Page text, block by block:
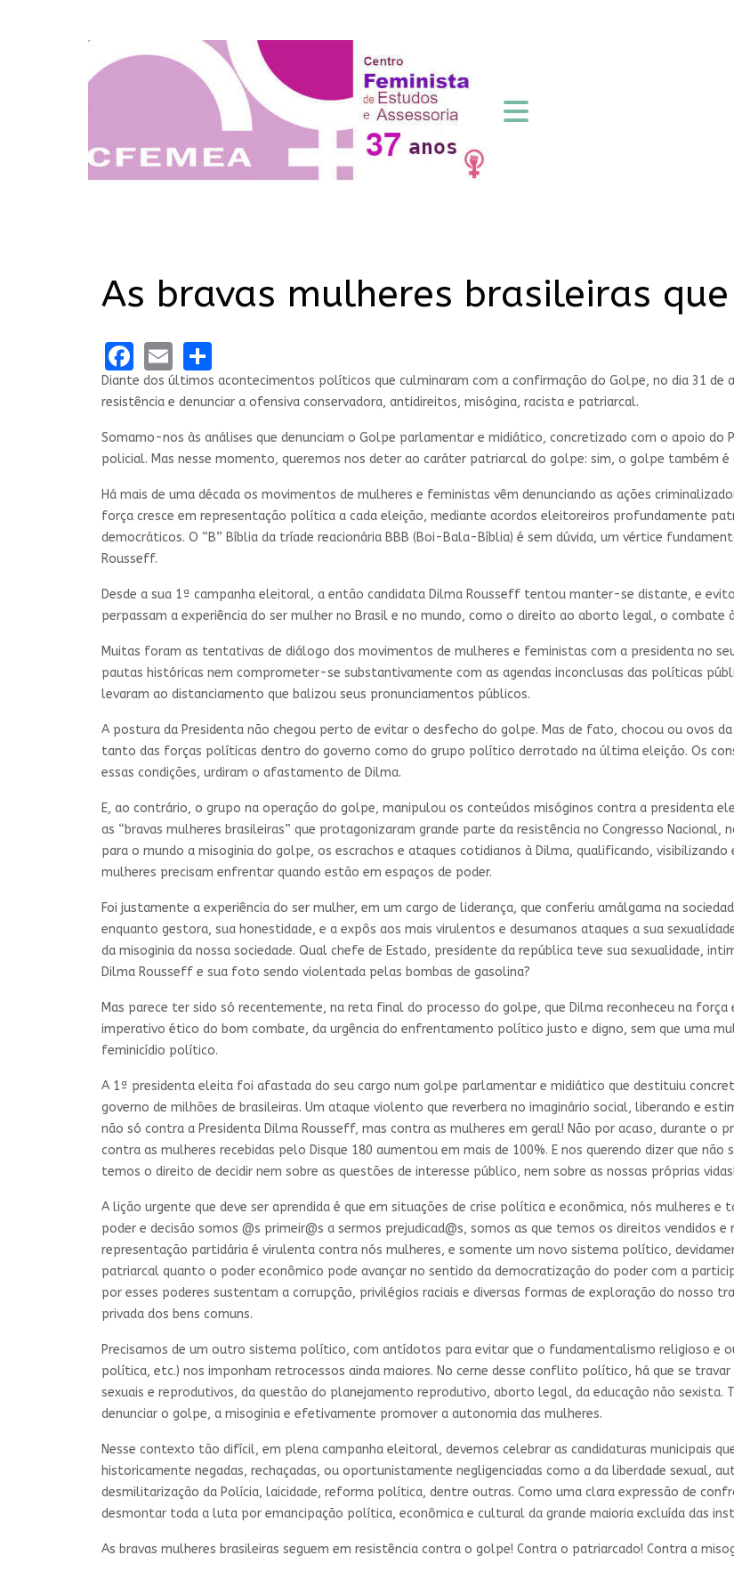
As bravas mulheres brasileiras
Facebook
Email
Diante dos últimos acontecimentos políticos que culminaram com a confirmação do Golpe, no dia 31 de
resistência e denunciar a ofensiva conservadora, antidireitos, misógina, racista e patriarcal.
Somamo-nos às análises que denunciam o Golpe parlamentar e midiático, concretizado com o apoio do
policial. Mas nesse momento, queremos nos deter ao caráter patriarcal do golpe: sim, o golpe também é
Há mais de uma década os movimentos de mulheres e feministas vêm denunciando as ações
força cresce em representação política a cada eleição, mediante acordos eleitoreiros profundamente
democráticos. O “B” Bíblia da tríade reacionária BBB (Boi-Bala-Bíblia) é sem dúvida, um vértice
Rousseff.
Desde a sua 1ª campanha eleitoral, a então candidata Dilma Rousseff tentou manter-se distante, e
perpassam a experiência do ser mulher no Brasil e no mundo, como o direito ao aborto legal, o combate
Muitas foram as tentativas de diálogo dos movimentos de mulheres e feministas com a presidenta no
pautas históricas nem comprometer-se substantivamente com as agendas inconclusas das políticas
levaram ao distanciamento que balizou seus pronunciamentos públicos.
A postura da Presidenta não chegou perto de evitar o desfecho do golpe. Mas de fato, chocou ou ovos
tanto das forças políticas dentro do governo como do grupo político derrotado na última eleição. Os
essas condições, urdiram o afastamento de Dilma.
E, ao contrário, o grupo na operação do golpe, manipulou os conteúdos misóginos contra a presidenta
as “bravas mulheres brasileiras” que protagonizaram grande parte da resistência no Congresso Nacional,
para o mundo a misoginia do golpe, os escrachos e ataques cotidianos à Dilma, qualificando,
mulheres precisam enfrentar quando estão em espaços de poder.
Foi justamente a experiência do ser mulher, em um cargo de liderança, que conferiu amálgama na
enquanto gestora, sua honestidade, e a expôs aos mais virulentos e desumanos ataques a sua
da misoginia da nossa sociedade. Qual chefe de Estado, presidente da república teve sua sexualidade,
Dilma Rousseff e sua foto sendo violentada pelas bombas de gasolina?
Mas parece ter sido só recentemente, na reta final do processo do golpe, que Dilma reconheceu na
imperativo ético do bom combate, da urgência do enfrentamento político justo e digno, sem que uma
feminicídio político.
A 1ª presidenta eleita foi afastada do seu cargo num golpe parlamentar e midiático que destituiu
governo de milhões de brasileiras. Um ataque violento que reverbera no imaginário social, liberando e
não só contra a Presidenta Dilma Rousseff, mas contra as mulheres em geral! Não por acaso, durante o
contra as mulheres recebidas pelo Disque 180 aumentou em mais de 100%. E nos querendo dizer que
temos o direito de decidir nem sobre as questões de interesse público, nem sobre as nossas próprias vidas!
A lição urgente que deve ser aprendida é que em situações de crise política e econômica, nós mulheres
poder e decisão somos @s primeir@s a sermos prejudicad@s, somos as que temos os direitos vendidos
representação partidária é virulenta contra nós mulheres, e somente um novo sistema político,
patriarcal quanto o poder econômico pode avançar no sentido da democratização do poder com a
por esses poderes sustentam a corrupção, privilégios raciais e diversas formas de exploração do nosso
privada dos bens comuns.
Precisamos de um outro sistema político, com antídotos para evitar que o fundamentalismo religioso e
política, etc.) nos imponham retrocessos ainda maiores. No cerne desse conflito político, há que se
sexuais e reprodutivos, da questão do planejamento reprodutivo, aborto legal, da educação não sexista.
denunciar o golpe, a misoginia e efetivamente promover a autonomia das mulheres.
Nesse contexto tão difícil, em plena campanha eleitoral, devemos celebrar as candidaturas municipais
historicamente negadas, rechaçadas, ou oportunistamente negligenciadas como a da liberdade sexual,
desmilitarização da Polícia, laicidade, reforma política, dentre outras. Como uma clara expressão de
desmontar toda a luta por emancipação política, econômica e cultural da grande maioria excluída das
As bravas mulheres brasileiras seguem em resistência contra o golpe! Contra o patriarcado! Contra a